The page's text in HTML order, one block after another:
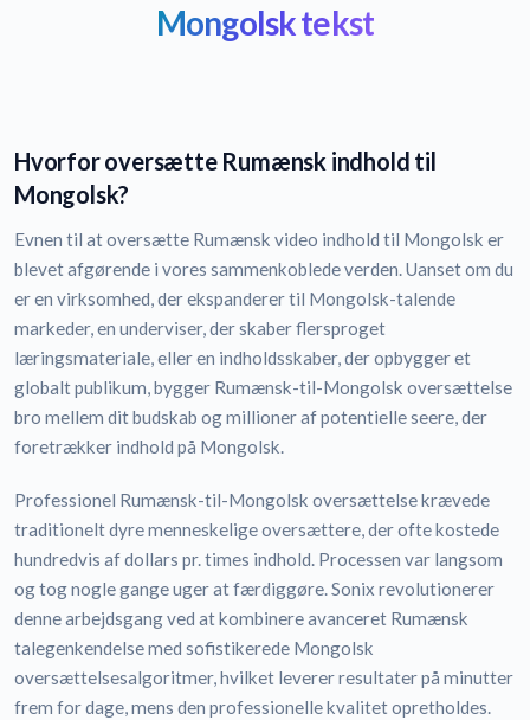
Mongolsk tekst
Hvorfor oversætte Rumænsk indhold til
Mongolsk?
Evnen til at oversætte Rumænsk video indhold til Mongolsk er
blevet afgørende i vores sammenkoblede verden. Uanset om du
er en virksomhed, der ekspanderer til Mongolsk-talende
markeder, en underviser, der skaber flersproget
læringsmateriale, eller en indholdsskaber, der opbygger et
globalt publikum, bygger Rumænsk-til-Mongolsk oversættelse
bro mellem dit budskab og millioner af potentielle seere, der
foretrækker indhold på Mongolsk.
Professionel Rumænsk-til-Mongolsk oversættelse krævede
traditionelt dyre menneskelige oversættere, der ofte kostede
hundredvis af dollars pr. times indhold. Processen var langsom
og tog nogle gange uger at færdiggøre. Sonix revolutionerer
denne arbejdsgang ved at kombinere avanceret Rumænsk
talegenkendelse med sofistikerede Mongolsk
oversættelsesalgoritmer, hvilket leverer resultater på minutter
frem for dage, mens den professionelle kvalitet opretholdes.